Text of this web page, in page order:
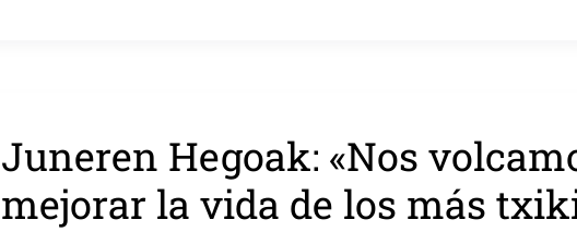
Juneren Hegoak: «Nos
mejorar la vida de los más